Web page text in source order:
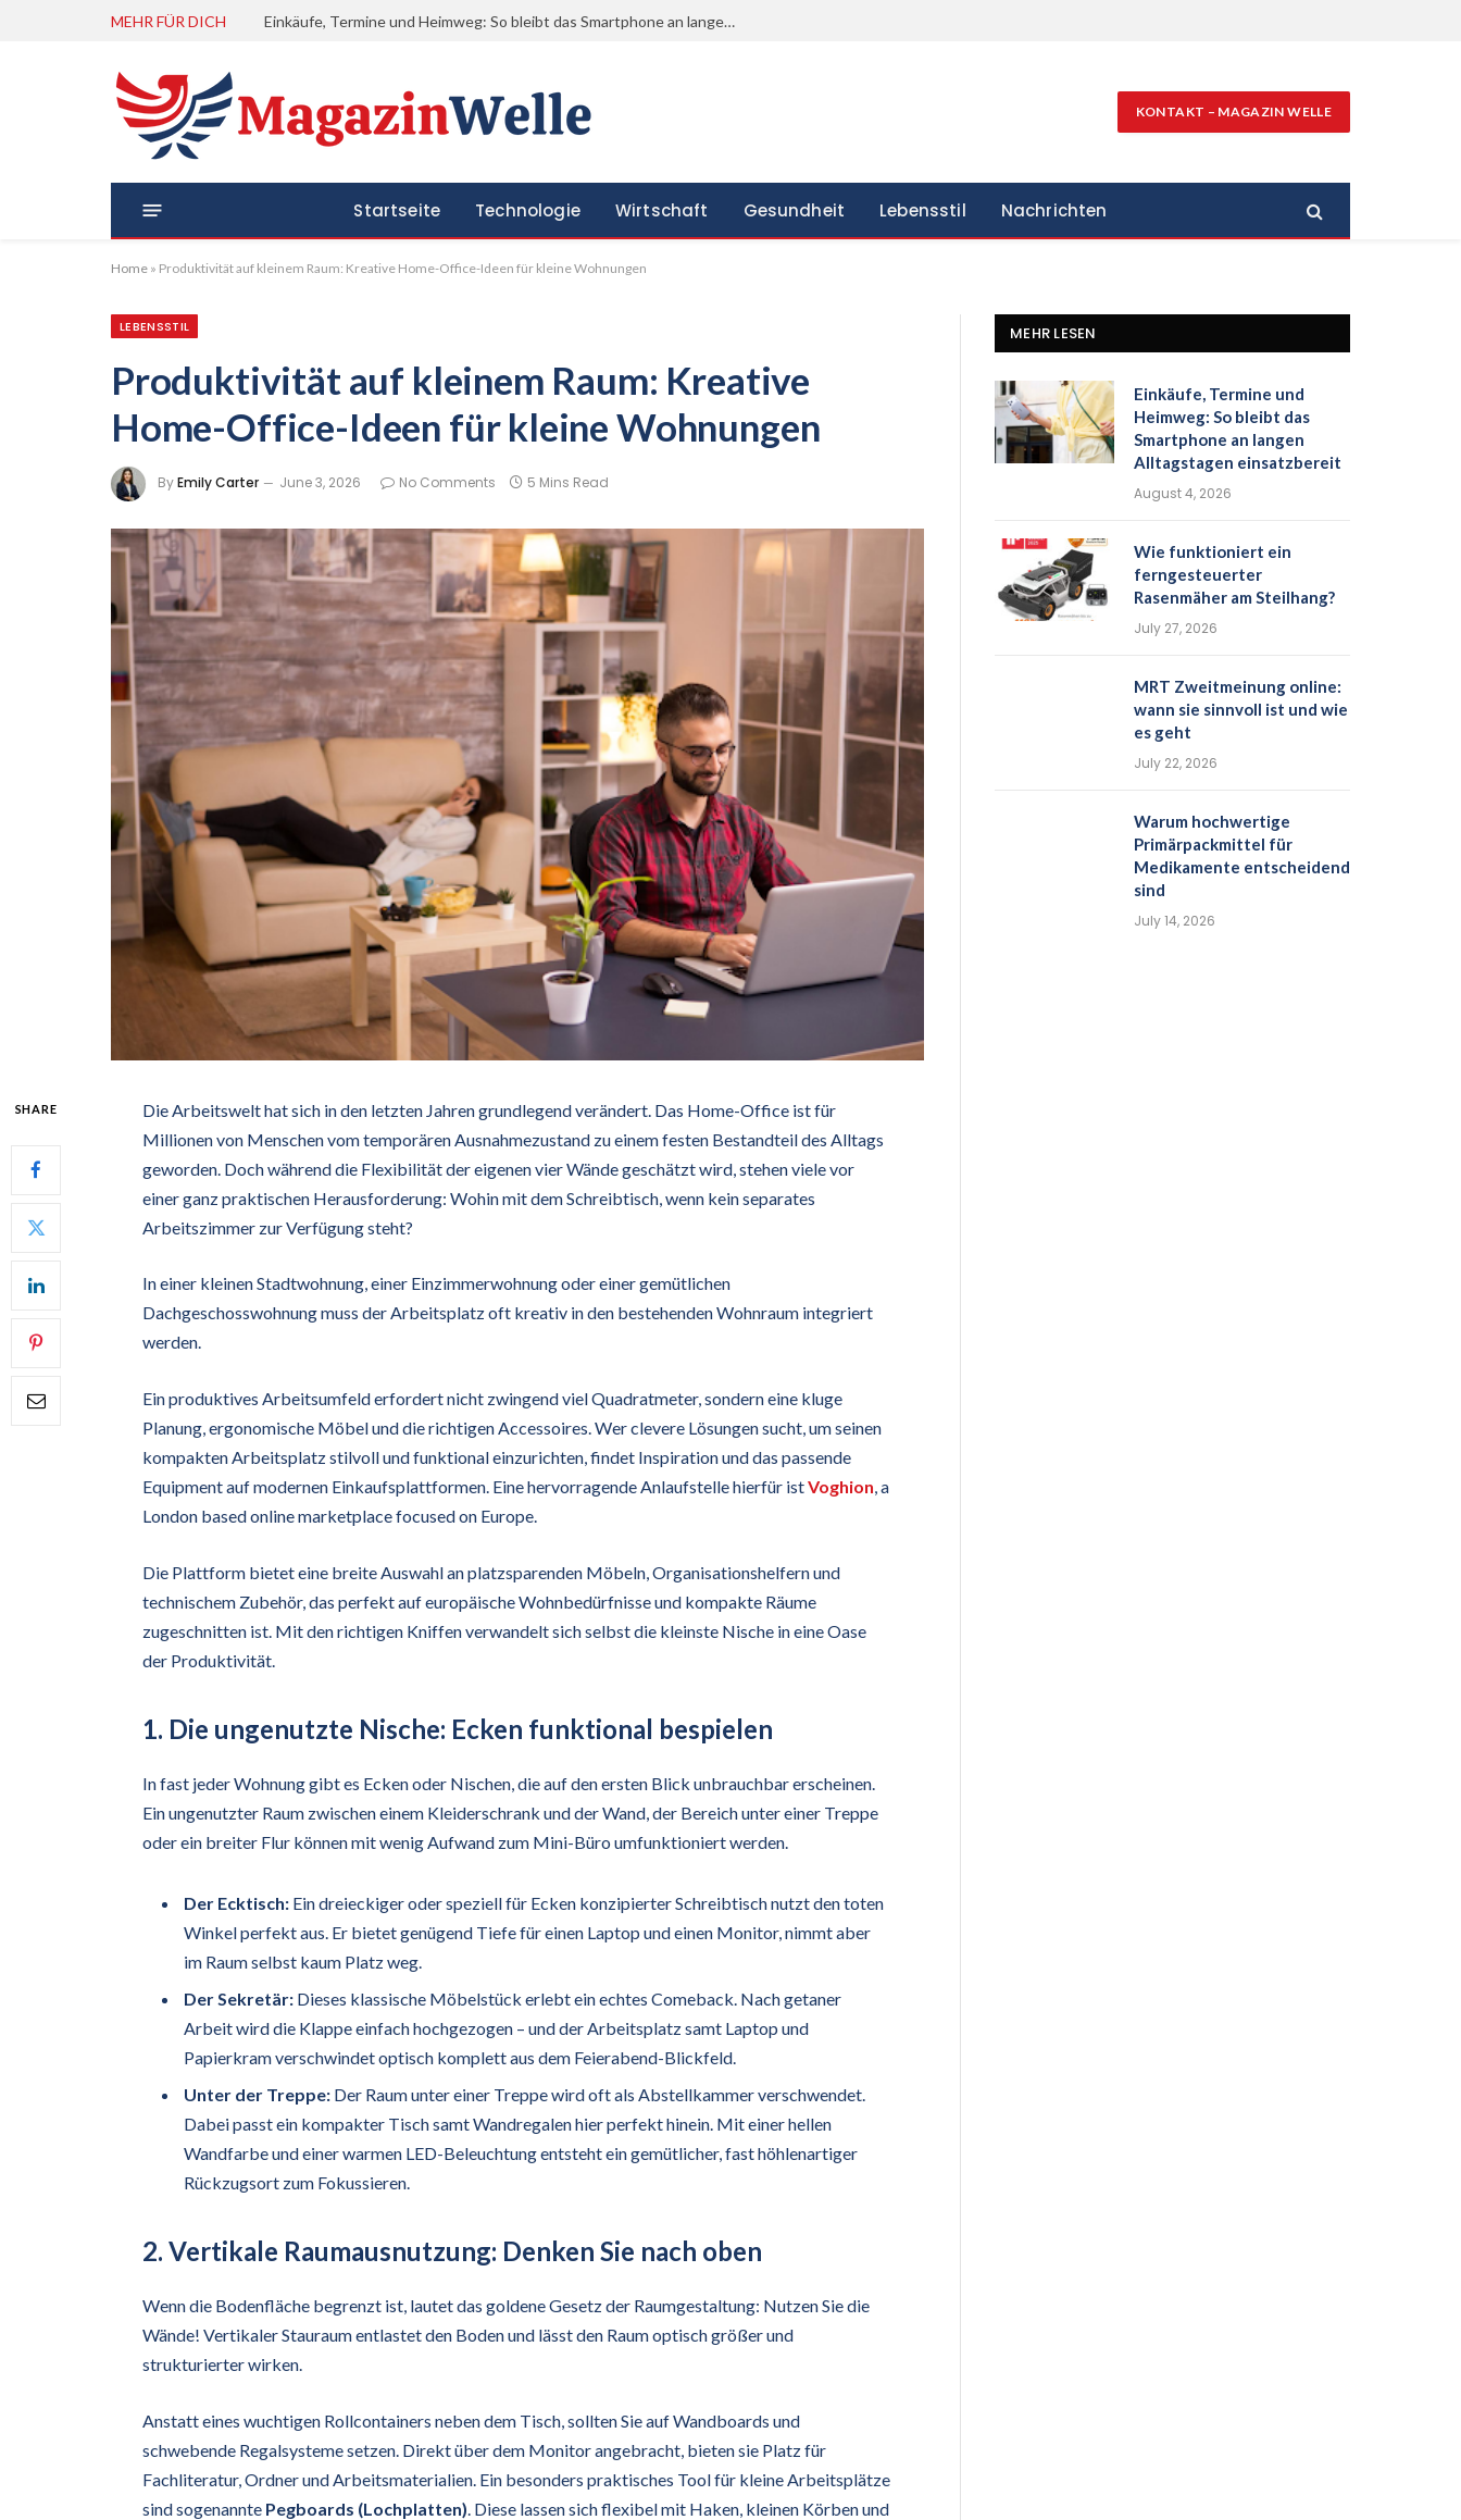
MEHR FÜR DICH Einkäufe, Termine und Heimweg: So bleibt das Smartphone an langen Alltagstagen einsatzbereit
KONTAKT – MAGAZIN WELLE
Startseite Technologie Wirtschaft Gesundheit Lebensstil Nachrichten
Home » Produktivität auf kleinem Raum: Kreative Home-Office-Ideen für kleine Wohnungen
LEBENSSTIL
Produktivität auf kleinem Raum: Kreative
Home-Office-Ideen für kleine Wohnungen
ByEmily Carter June 3, 2026 No Comments 5 Mins Read
SHARE
Die Arbeitswelt hat sich in den letzten Jahren grundlegend verändert. Das Home-Office ist für
Millionen von Menschen vom temporären Ausnahmezustand zu einem festen Bestandteil des Alltags
geworden. Doch während die Flexibilität der eigenen vier Wände geschätzt wird, stehen viele vor
einer ganz praktischen Herausforderung: Wohin mit dem Schreibtisch, wenn kein separates
Arbeitszimmer zur Verfügung steht?
In einer kleinen Stadtwohnung, einer Einzimmerwohnung oder einer gemütlichen
Dachgeschosswohnung muss der Arbeitsplatz oft kreativ in den bestehenden Wohnraum integriert
werden.
Ein produktives Arbeitsumfeld erfordert nicht zwingend viel Quadratmeter, sondern eine kluge
Planung, ergonomische Möbel und die richtigen Accessoires. Wer clevere Lösungen sucht, um seinen
kompakten Arbeitsplatz stilvoll und funktional einzurichten, findet Inspiration und das passende
Equipment auf modernen Einkaufsplattformen. Eine hervorragende Anlaufstelle hierfür istVoghion, a
London based online marketplace focused on Europe.
Die Plattform bietet eine breite Auswahl an platzsparenden Möbeln, Organisationshelfern und
technischem Zubehör, das perfekt auf europäische Wohnbedürfnisse und kompakte Räume
zugeschnitten ist. Mit den richtigen Kniffen verwandelt sich selbst die kleinste Nische in eine Oase
der Produktivität.
1. Die ungenutzte Nische: Ecken funktional bespielen
In fast jeder Wohnung gibt es Ecken oder Nischen, die auf den ersten Blick unbrauchbar erscheinen.
Ein ungenutzter Raum zwischen einem Kleiderschrank und der Wand, der Bereich unter einer Treppe
oder ein breiter Flur können mit wenig Aufwand zum Mini-Büro umfunktioniert werden.
Der Ecktisch: Ein dreieckiger oder speziell für Ecken konzipierter Schreibtisch nutzt den toten
Winkel perfekt aus. Er bietet genügend Tiefe für einen Laptop und einen Monitor, nimmt aber
im Raum selbst kaum Platz weg.
Der Sekretär: Dieses klassische Möbelstück erlebt ein echtes Comeback. Nach getaner
Arbeit wird die Klappe einfach hochgezogen – und der Arbeitsplatz samt Laptop und
Papierkram verschwindet optisch komplett aus dem Feierabend-Blickfeld.
Unter der Treppe: Der Raum unter einer Treppe wird oft als Abstellkammer verschwendet.
Dabei passt ein kompakter Tisch samt Wandregalen hier perfekt hinein. Mit einer hellen
Wandfarbe und einer warmen LED-Beleuchtung entsteht ein gemütlicher, fast höhlenartiger
Rückzugsort zum Fokussieren.
2. Vertikale Raumausnutzung: Denken Sie nach oben
Wenn die Bodenfläche begrenzt ist, lautet das goldene Gesetz der Raumgestaltung: Nutzen Sie die
Wände! Vertikaler Stauraum entlastet den Boden und lässt den Raum optisch größer und
strukturierter wirken.
Anstatt eines wuchtigen Rollcontainers neben dem Tisch, sollten Sie auf Wandboards und
schwebende Regalsysteme setzen. Direkt über dem Monitor angebracht, bieten sie Platz für
Fachliteratur, Ordner und Arbeitsmaterialien. Ein besonders praktisches Tool für kleine Arbeitsplätze
sind sogenannte Pegboards (Lochplatten). Diese lassen sich flexibel mit Haken, kleinen Körben und
MEHR LESEN
Einkäufe, Termine und
Heimweg: So bleibt das
Smartphone an langen
Alltagstagen einsatzbereit
August 4, 2026
Wie funktioniert ein
ferngesteuerter
Rasenmäher am Steilhang?
July 27, 2026
MRT Zweitmeinung online:
wann sie sinnvoll ist und wie
es geht
July 22, 2026
Warum hochwertige
Primärpackmittel für
Medikamente entscheidend
sind
July 14, 2026